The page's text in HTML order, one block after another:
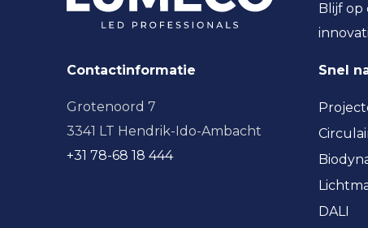
Blijf op
Contactinformatie
Grotenoord 7
3341 LT Hendrik-Ido-Ambacht
+31 78-68 18 444
Snel
DALI